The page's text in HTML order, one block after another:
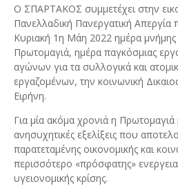
Ο ΣΠΑΡΤΑΚΟΣ συμμετέχει στην
Πανελλαδική Πανεργατική
Κυριακή 1η Μάη 2022 ημέρα μνήμης
Πρωτομαγιά, ημέρα παγκόσμιας
αγώνων για τα συλλογικά και
εργαζομένων, την κοινωνική
Ειρήνη.
Για μία ακόμα χρονιά η
ανησυχητικές εξελίξεις που
παρατεταμένης οικονομικής και
περισσότερο «πρόσφατης»
υγειονομικής κρίσης.